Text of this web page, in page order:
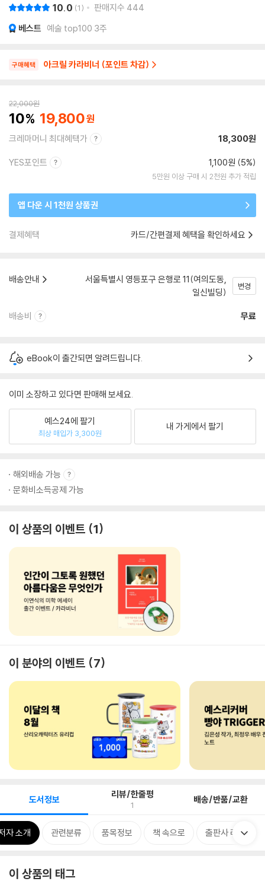
10.0 1 판매지수 444
베스트 예술 top100 3주
구매혜택 아크릴 카라비너 (포인트 차감)
22,000원
10 19,800
크레마머니 최대혜택가 18,300원
YES포인트 1,100원 (5%)
5만원 이상 구매 시 2천원 추가 적립
앱 다운 시 1천원 상품권
결제혜택 카드/간편결제 혜택을 확인하세요
배송안내
서울특별시 영등포구 은행로 11(여의도동,
일신빌딩)
변경
배송비 무료
eBook이 출간되면 알려드립니다.
이미 소장하고 있다면 판매해 보세요.
예스24에 팔기
최상 매입가 3,300원
내 가게에서 팔기
해외배송 가능
문화비소득공제 가능
이 상품의 이벤트 1
이 분야의 이벤트 7
도서정보 리뷰/한줄평
1 배송/반품/교환
자 소개 관련분류 품목정보 책 속으로 출판사 리뷰
이 상품의 태그